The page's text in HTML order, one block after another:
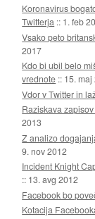
Koronavirus
Twitterja :: 1. feb
Vsako peto
2017
Kdo bi ubil belo
vrednote :: 15. maj
Vdor v Twitter in
Raziskava
2013
Z analizo
9. nov 2012
Incident Knight
:: 13. avg 2012
Facebook bo
Kotacija